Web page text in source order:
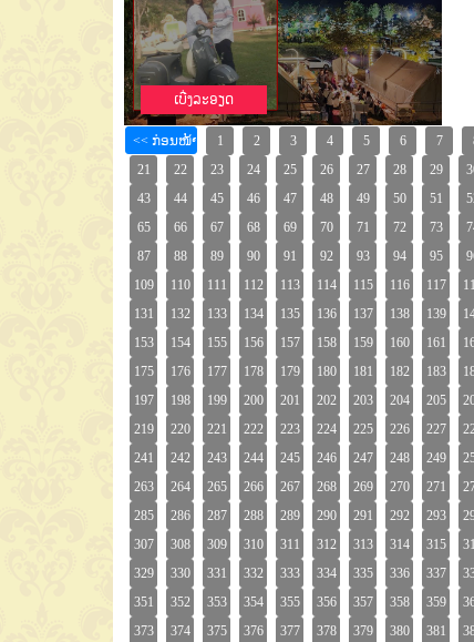
ເບີ່ງລະອຽດ